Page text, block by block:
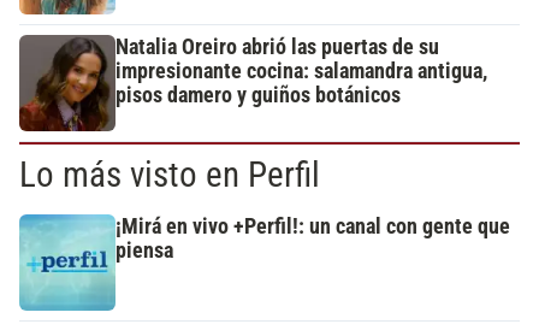
Natalia Oreiro abrió las puertas de su
impresionante cocina: salamandra antigua,
pisos damero y guiños botánicos
Lo más visto en Perfil
¡Mirá en vivo +Perfil!: un canal con gente que
piensa